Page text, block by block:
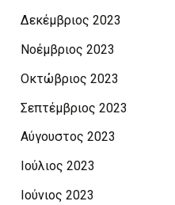
Δεκέμβριος 2023
Νοέμβριος 2023
Οκτώβριος 2023
Σεπτέμβριος 2023
Αύγουστος 2023
Ιούλιος 2023
Ιούνιος 2023